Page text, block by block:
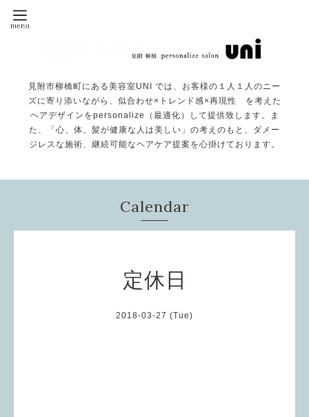
見附市柳橋町にある美容室UNI では、お客様の１人１人のニー
ズに寄り添いながら、似合わせ×トレンド感×再現性 を考えた
ヘアデザインをpersonalize（最適化）して提供致します。ま
た、「心、体、髪が健康な人は美しい」の考えのもと、ダメー
ジレスな施術、継続可能なヘアケア提案を心掛けております。
Calendar
定休日
2018-03-27 (Tue)